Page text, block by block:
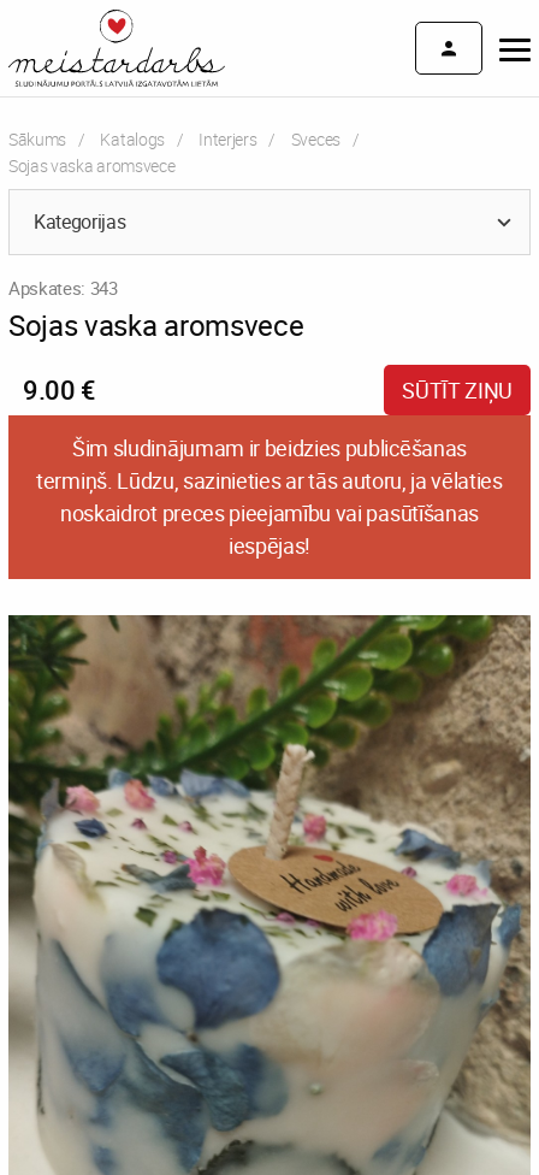
Sākums Katalogs Interjers
Sveces
Current:
Sojas vaska aromsvece
Kategorijas
Apskates: 343
Sojas vaska aromsvece
9.00 €
SŪTĪT ZIŅU
Šim sludinājumam ir beidzies publicēšanas
termiņš. Lūdzu, sazinieties ar tās autoru, ja vēlaties
noskaidrot preces pieejamību vai pasūtīšanas
iespējas!